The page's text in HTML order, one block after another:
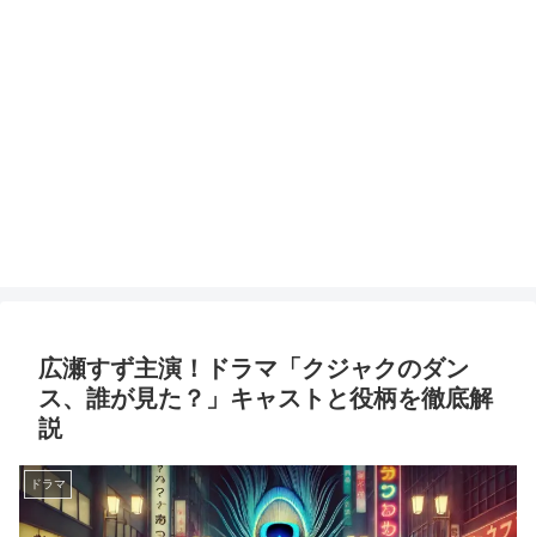
広瀬すず主演！ドラマ「クジャクのダン
ス、誰が見た？」キャストと役柄を徹底解
説
ドラマ